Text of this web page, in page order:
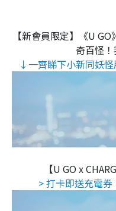
【新會員限定】《U
奇百怪！
↓一齊睇下小新同妖
【U GO x
> 打卡即送充電